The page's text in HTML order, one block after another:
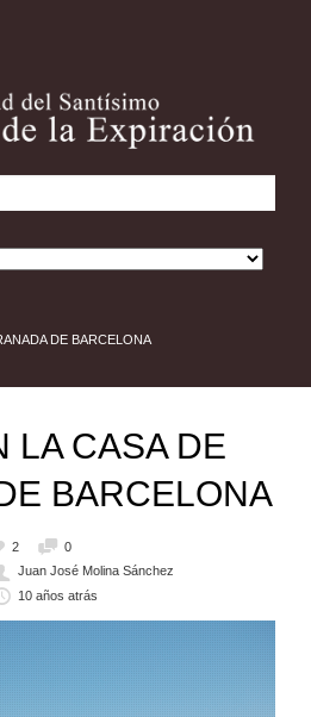
DE BARCELONA
LA CASA DE
BARCELONA
2
0
Juan José Molina Sánchez
10 años atrás